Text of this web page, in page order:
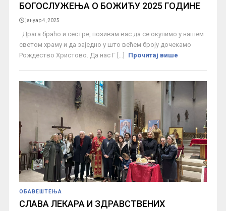
БОГОСЛУЖЕЊА О БОЖИЋУ 2025 ГОДИНЕ
јануар 4, 2025
Драга браћо и сестре, позивам вас да се окупимо у нашем
светом храму и да заједно у што већем броју дочекамо
Рождество Христово. Да нас Г [...]
Прочитај више
ОБАВЕШТЕЊА
СЛАВА ЛЕКАРА И ЗДРАВСТВЕНИХ